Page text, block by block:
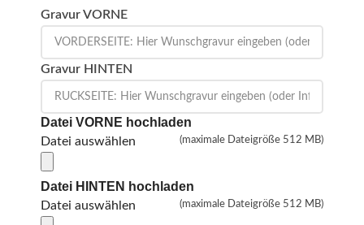
Gravur VORNE
Gravur HINTEN
Datei VORNE hochladen
Datei auswählen (maximale Dateigröße 512 MB)
Datei HINTEN hochladen
Datei auswählen (maximale Dateigröße 512 MB)